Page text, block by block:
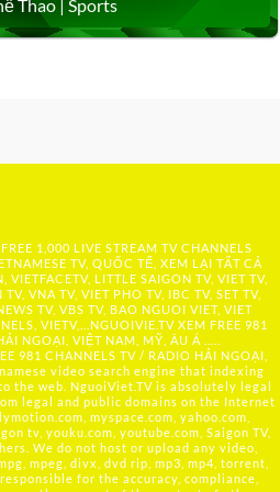
Thao | Sports
1,000 LIVE STREAM TV CHANNELS
TV, QUỐC TẾ, XEM LẠI TẤT CẢ
LITTLE SAIGON TV, VIET TV,
VNA TV, VIET PHO TV, IBC TV, SET TV,
TV, VBS TV, BAO NGUOI VIET, VIET
VIETV,... NGUOIVIE.TV XEM FREE 981
NGOẠI, VIỆT NAM, MỸ, ÂU Á …..
981 CHANNELS TV / RADIO HẢI NGOẠI,
video search engine that indexing
the web. NguoiViet.TV is absolutely legal
legal and public domains on the Internet
myspace.com, yahoo.com,
tv, youku.com, youtube.com, Saigon TV,
We do not host or upload any video,
mpeg, divx, dvd rip, mp3, mp4, torrent,
for the accuracy, compliance,